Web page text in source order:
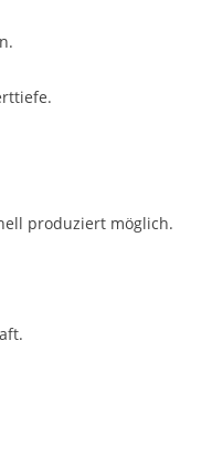
produziert möglich.